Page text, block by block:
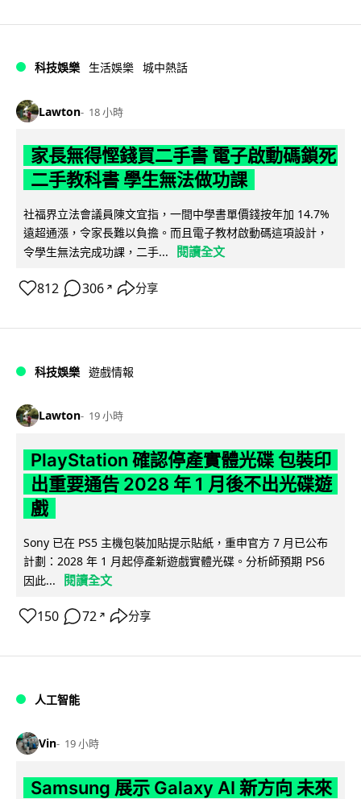
科技娛樂 生活娛樂 城中熱話
Lawton 18 小時
家長無得慳錢買二手書 電子啟動碼鎖死
二手教科書 學生無法做功課
社福界立法會議員陳文宜指，一間中學書單價錢按年加 14.7%
遠超通漲，令家長難以負擔。而且電子教材啟動碼這項設計，
令學生無法完成功課，二手...
閱讀全文
812 306 ↗ 分享
科技娛樂 遊戲情報
Lawton 19 小時
PlayStation 確認停產實體光碟 包裝印
出重要通告 2028 年 1 月後不出光碟遊
戲
Sony 已在 PS5 主機包裝加貼提示貼紙，重申官方 7 月已公布
計劃：2028 年 1 月起停產新遊戲實體光碟。分析師預期 PS6
因此...
閱讀全文
150 72 ↗ 分享
人工智能
Vin 19 小時
Samsung 展示 Galaxy AI 新方向 未來